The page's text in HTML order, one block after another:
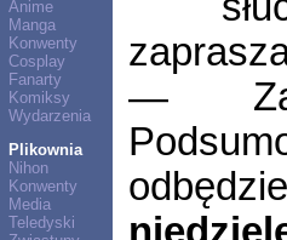
Anime
Manga
Konwenty
Cosplay
Fanarty
Komiksy
Wydarzenia
Plikownia
Nihon
Konwenty
Media
Teledyski
—